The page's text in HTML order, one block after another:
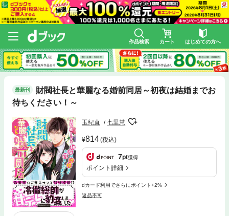
作品検索 カート はじめての方へ
最新刊
財閥社長と華麗なる婚前同居～初夜は結婚までお
待ちください！～
玉紀直 七里慧
814(税込)
7pt獲得
ポイント詳細
dカード利用でさらにポイント+2%
返品不可